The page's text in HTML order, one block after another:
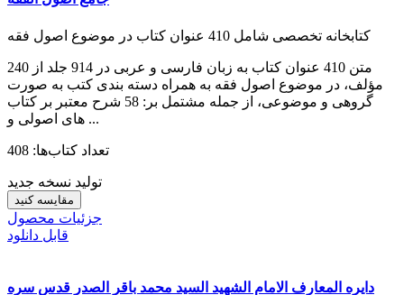
کتابخانه تخصصی شامل 410 عنوان کتاب در موضوع اصول فقه
متن 410 عنوان کتاب به زبان فارسی و عربی در 914 جلد از 240
مؤلف، در موضوع اصول فقه به همراه دسته بندی کتب به صورت
گروهی و موضوعی، از جمله مشتمل بر: 58 شرح معتبر بر کتاب
های اصولی و ...
تعداد کتاب‌ها: 408
تولید نسخه جدید
مقایسه کنید
جزئیات محصول
قابل دانلود
دایره المعارف الامام الشهید السید محمد باقر الصدر قدس سره